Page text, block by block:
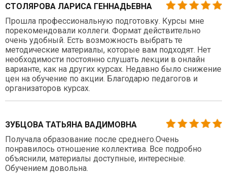
СТОЛЯРОВА ЛАРИСА ГЕННАДЬЕВНА
Прошла профессиональную подготовку. Курсы мне
порекомендовали коллеги. Формат действительно
очень удобный. Есть возможность выбрать те
методические материалы, которые вам подходят. Нет
необходимости постоянно слушать лекции в онлайн
варианте, как на других курсах. Недавно было снижение
цен на обучение по акции. Благодарю педагогов и
организаторов курсах.
ЗУБЦОВА ТАТЬЯНА ВАДИМОВНА
Получала образование после среднего.Очень
понравилось отношение коллектива. Все подробно
объяснили, материалы доступные, интересные.
Обучением довольна.